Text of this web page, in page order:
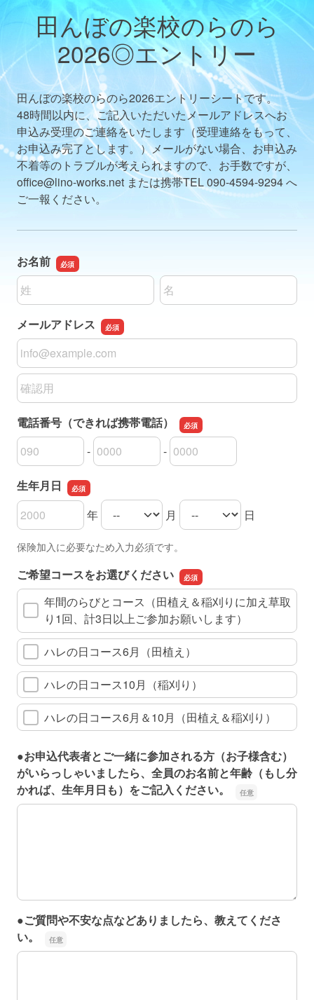
田んぼの楽校のらのら
2026◎エントリー
田んぼの楽校のらのら2026エントリーシートです。
48時間以内に、ご記入いただいたメールアドレスへお
申込み受理のご連絡をいたします（受理連絡をもって、
お申込み完了とします。）メールがない場合、お申込み
不着等のトラブルが考えられますので、お手数ですが、
office@lino-works.net または携帯TEL 090-4594-9294 へ
ご一報ください。
お名前
名前の姓
名前の名
メールアドレス
メールアドレス
メールアドレスの確認用
電話番号（できれば携帯電話）
電話番号（できれば携帯電話）の市外局番
-
電話番号（できれば携帯電話）の市内局番
-
電話番号（できれば携帯電話）の加入者番号
生年月日
生年月日の年 年
生年月日の月 月
生年月日の日 日
保険加入に必要なため入力必須です。
ご希望コースをお選びください
年間のらびとコース（田植え＆稲刈りに加え草取
り1回、計3日以上ご参加お願いします）
ハレの日コース6月（田植え）
ハレの日コース10月（稲刈り）
ハレの日コース6月＆10月（田植え＆稲刈り）
●お申込代表者とご一緒に参加される方（お子様含む）
がいらっしゃいましたら、全員のお名前と年齢（もし分
かれば、生年月日も）をご記入ください。
●お申込代表者とご一緒に参加される方（お子様含む）が
●ご質問や不安な点などありましたら、教えてくださ
い。
●ご質問や不安な点などありましたら、教えてください。